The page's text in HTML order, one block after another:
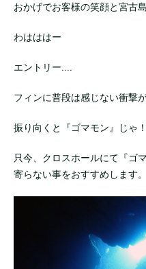
おかげでお客様の笑顔と宮古
わはははー
エントリー....
フィンに普段は感じない衝撃
振り向くと『ゴマモン』じゃ！
只今、クロスホールにて『ゴ
寄らない事をおすすめします。